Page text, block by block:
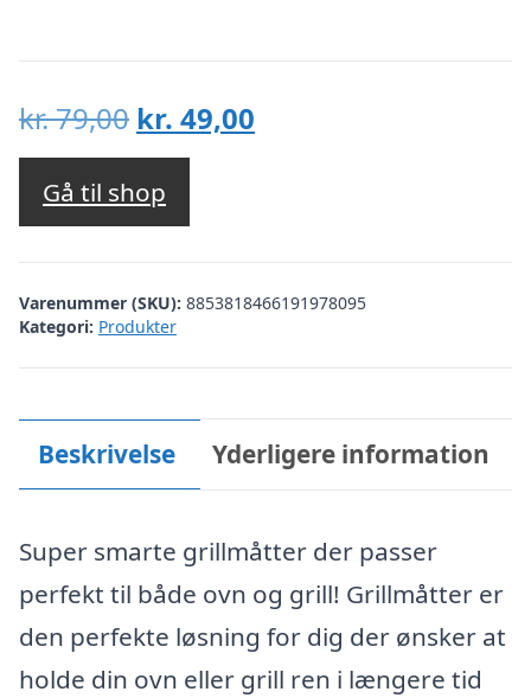
kr.79,00 Den
oprindelige
pris
var:
kr. 79,00.
kr. 49,00
kr. 49,00.
Gå til shop
Varenummer (SKU): 8853818466191978095
Kategori: Produkter
Beskrivelse Yderligere information
Super smarte grillmåtter der passer
perfekt til både ovn og grill! Grillmåtter er
den perfekte løsning for dig der ønsker at
holde din ovn eller grill ren i længere tid